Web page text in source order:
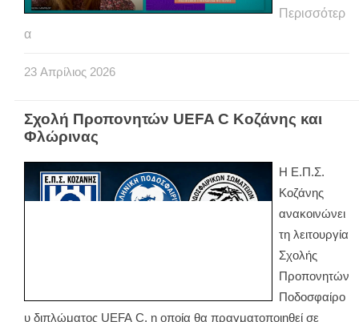
Περισσότερ
α
23 Απρίλιος 2026
Σχολή Προπονητών UEFA C Κοζάνης και
Φλώρινας
Η Ε.Π.Σ.
Κοζάνης
ανακοινώνει
τη λειτουργία
Σχολής
Προπονητών
Ποδοσφαίρο
υ διπλώματος UEFA C, η οποία θα πραγματοποιηθεί σε